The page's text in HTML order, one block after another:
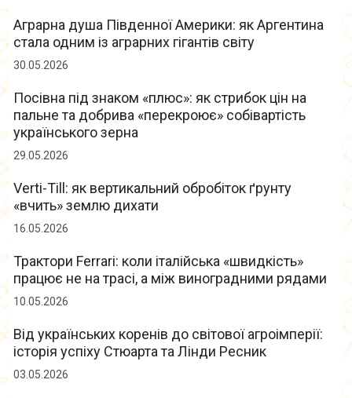
Аграрна душа Південної Америки: як Аргентина
стала одним із аграрних гігантів світу
30.05.2026
Посівна під знаком «плюс»: як стрибок цін на
пальне та добрива «перекроює» собівартість
українського зерна
29.05.2026
Verti-Till: як вертикальний обробіток ґрунту
«вчить» землю дихати
16.05.2026
Трактори Ferrari: коли італійська «швидкість»
працює не на трасі, а між виноградними рядами
10.05.2026
Від українських коренів до світової агроімперії:
історія успіху Стюарта та Лінди Ресник
03.05.2026